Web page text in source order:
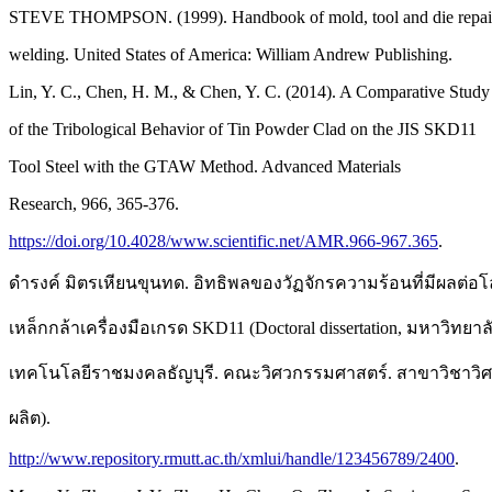
STEVE THOMPSON. (1999). Handbook of mold, tool and die
welding. United States of America: William Andrew Publishing.
Lin, Y. C., Chen, H. M., & Chen, Y. C. (2014). A Comparative Study
of the Tribological Behavior of Tin Powder Clad on the JIS SKD11
Tool Steel with the GTAW Method. Advanced Materials
Research, 966, 365-376.
https://doi.org/10.4028/www.scientific.net/AMR.966-967.365.
ดำรงค์ มิตรเหียนขุนทด. อิทธิพลของวัฏจักรความร้อนที่มีผลต่อ
เหล็กกล้าเครื่องมือเกรด SKD11 (Doctoral dissertation, มหาวิทยา
เทคโนโลยีราชมงคลธัญบุรี. คณะวิศวกรรมศาสตร์. สาขาวิชาวิ
ผลิต).
http://www.repository.rmutt.ac.th/xmlui/handle/123456789/2400.